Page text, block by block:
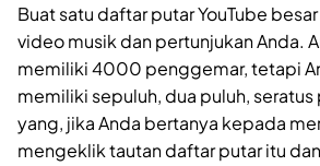
Buat satu daftar putar YouTube
video musik dan pertunjukan Anda.
memiliki 4000 penggemar, tetapi
memiliki sepuluh, dua puluh,
yang, jika Anda bertanya kepada
mengeklik tautan daftar putar itu